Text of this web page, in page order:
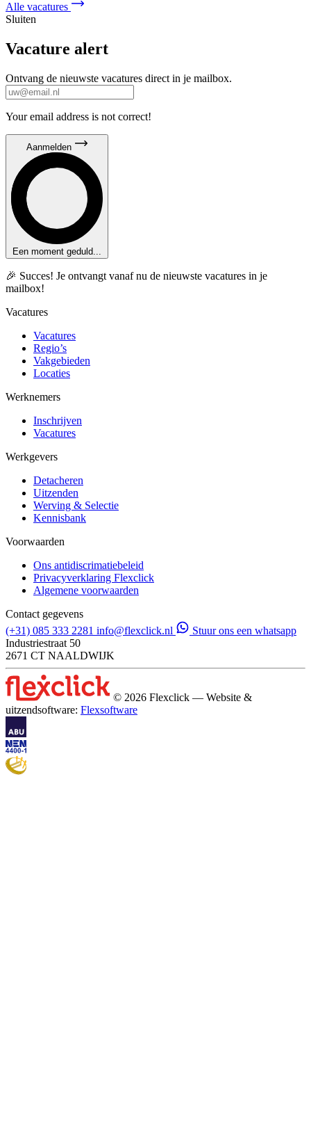
Alle vacatures
Sluiten
Vacature alert
Ontvang de nieuwste vacatures direct in je mailbox.
Your email address is not correct!
Aanmelden
Een moment geduld...
🎉 Succes! Je ontvangt vanaf nu de nieuwste vacatures in je
mailbox!
Vacatures
Vacatures
Regio’s
Vakgebieden
Locaties
Werknemers
Inschrijven
Vacatures
Werkgevers
Detacheren
Uitzenden
Werving & Selectie
Kennisbank
Voorwaarden
Ons antidiscrimatiebeleid
Privacyverklaring Flexclick
Algemene voorwaarden
Contact gegevens
(+31) 085 333 2281 info@flexclick.nl
Stuur ons een whatsapp
Industriestraat 50
2671 CT NAALDWIJK
© 2026 Flexclick — Website &
uitzendsoftware: Flexsoftware